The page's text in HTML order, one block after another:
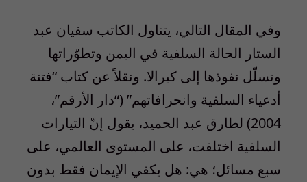
وفي المقال التالي، يتناول الكاتب سفيان عبد
الستار الحالة السلفية في اليمن وتطوّراتها
وتسلّل نفوذها إلى كيرالا. ونقلاً عن كتاب “فتنة
أدعياء السلفية وانحرافاتهم” (“دار الأرقم”،
2004) لطارق عبد الحميد، يقول إنّ التيارات
السلفية اختلفت، على المستوى العالمي، على
سبع مسائل؛ هي: هل يكفي الإيمان فقط بدون